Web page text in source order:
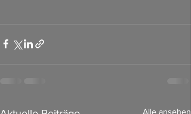
Alle ansehen